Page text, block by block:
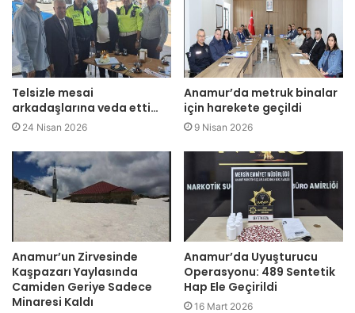
Telsizle mesai
arkadaşlarına veda etti…
24 Nisan 2026
Anamur’da metruk binalar
için harekete geçildi
9 Nisan 2026
Anamur’un Zirvesinde
Kaşpazarı Yaylasında
Camiden Geriye Sadece
Minaresi Kaldı
Anamur’da Uyuşturucu
Operasyonu: 489 Sentetik
Hap Ele Geçirildi
16 Mart 2026